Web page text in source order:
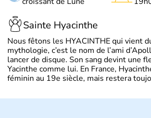
Sainte Hyacinthe
Nous fêtons les HYACINTHE qui vient
mythologie, c’est le nom de l’ami
lancer de disque. Son sang devint une
Yacinthe comme lui. En France,
féminin au 19e siècle, mais restera